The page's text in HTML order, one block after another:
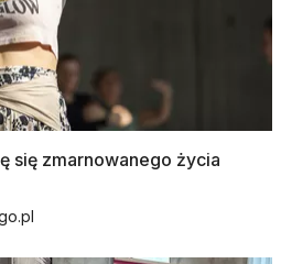
się zmarnowanego życia